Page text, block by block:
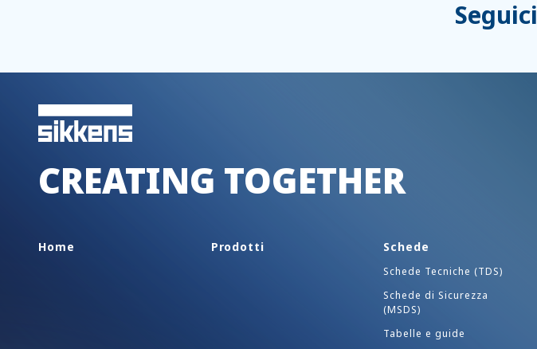
Seguici
CREATING TOGETHER
Home Prodotti Schede
Schede Tecniche (TDS)
Schede di Sicurezza
(MSDS)
Tabelle e guide